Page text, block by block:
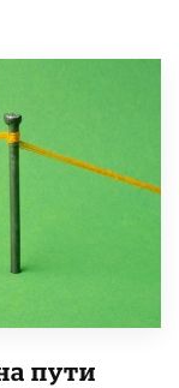
пути